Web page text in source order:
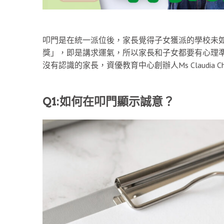
叩門是在統一派位後，家長覺得子女獲派的學校
獎」，即是講求運氣，所以家長和子女都要有心
沒有認識的家長，資優教育中心創辦人Ms Claudia
Q1:如何在叩門顯示誠意？